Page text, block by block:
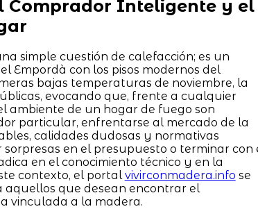
Comprador Inteligente y el
simple cuestión de calefacción; es un
Empordà con los pisos modernos del
bajas temperaturas de noviembre, la
evocando que, frente a cualquier
ambiente de un hogar de fuego son
particular, enfrentarse al mercado de la
calidades dudosas y normativas
en el presupuesto o terminar con
en el conocimiento técnico y en la
contexto, el portalvivirconmadera.info se
aquellos que desean encontrar el
vinculada a la madera.